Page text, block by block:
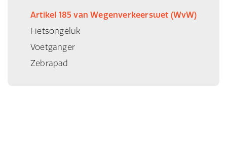
Artikel 185 van Wegenverkeerswet (WvW)
Fietsongeluk
Voetganger
Zebrapad